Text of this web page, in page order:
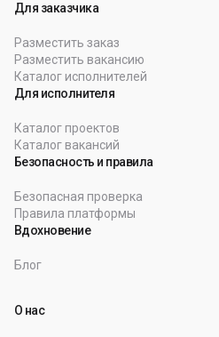
Для заказчика
Разместить заказ
Разместить вакансию
Каталог исполнителей
Для исполнителя
Каталог проектов
Каталог вакансий
Безопасность и правила
Безопасная проверка
Правила платформы
Вдохновение
Блог
О нас